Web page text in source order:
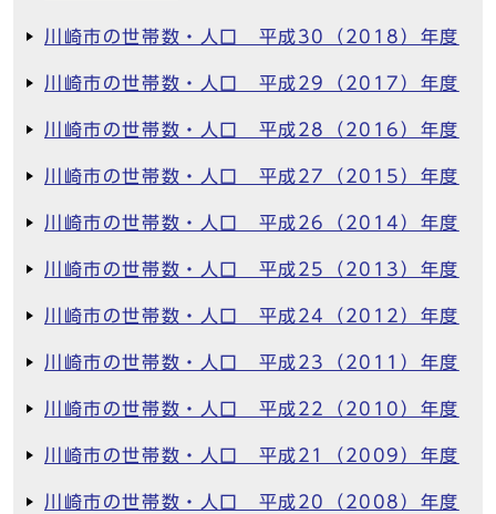
川崎市の世帯数・人口 平成30（2018）年度
川崎市の世帯数・人口 平成29（2017）年度
川崎市の世帯数・人口 平成28（2016）年度
川崎市の世帯数・人口 平成27（2015）年度
川崎市の世帯数・人口 平成26（2014）年度
川崎市の世帯数・人口 平成25（2013）年度
川崎市の世帯数・人口 平成24（2012）年度
川崎市の世帯数・人口 平成23（2011）年度
川崎市の世帯数・人口 平成22（2010）年度
川崎市の世帯数・人口 平成21（2009）年度
川崎市の世帯数・人口 平成20（2008）年度